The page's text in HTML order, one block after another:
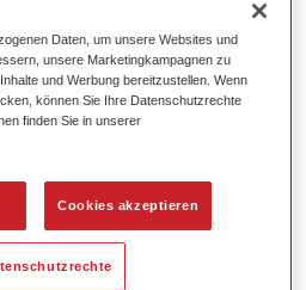
Daten, um unsere Websites und
unsere Marketingkampagnen zu
und Werbung bereitzustellen. Wenn
können Sie Ihre Datenschutzrechte
finden Sie in unserer
Cookies akzeptieren